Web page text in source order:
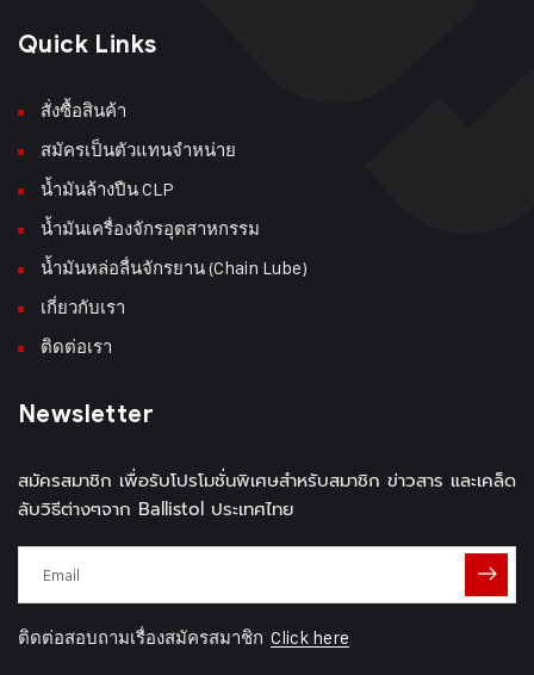
Quick Links
สั่งซื้อสินค้า
สมัครเป็นตัวแทนจำหน่าย
น้ำมันล้างปืน CLP
น้ำมันเครื่องจักรอุตสาหกรรม
น้ำมันหล่อลื่นจักรยาน (Chain Lube)
เกี่ยวกับเรา
ติดต่อเรา
Newsletter
สมัครสมาชิก เพื่อรับโปรโมชั่นพิเศษสำหรับสมาชิก ข่าวสาร และเคล็ด
ลับวิธีต่างๆจาก Ballistol ประเทศไทย
ติดต่อสอบถามเรื่องสมัครสมาชิก Click here